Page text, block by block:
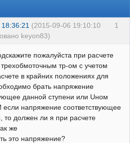
1
(2015-09-06 19:10:10
keyon83)
пожалуйста при расчете
трехобмоточным тр-ом с учетом
в крайних положениях для
брать напряжение
данной ступени или Uном
если напряжение соответствующее
то должен ли я при расчете
же
это напряжение?